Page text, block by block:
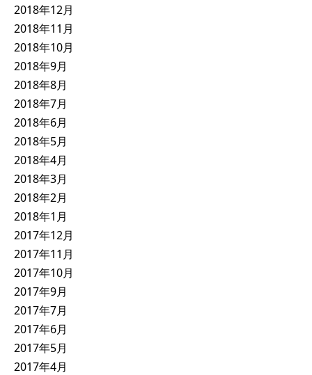
2018年12月
2018年11月
2018年10月
2018年9月
2018年8月
2018年7月
2018年6月
2018年5月
2018年4月
2018年3月
2018年2月
2018年1月
2017年12月
2017年11月
2017年10月
2017年9月
2017年7月
2017年6月
2017年5月
2017年4月